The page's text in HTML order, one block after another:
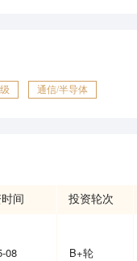
通信/半导体
间 投资轮次
08 B+轮